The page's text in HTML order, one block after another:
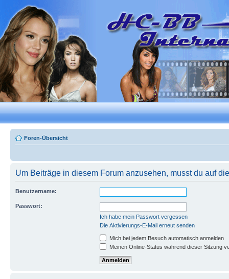
Foren-Übersicht
Um Beiträge in diesem Forum anzusehen, musst du auf
Benutzername:
Passwort:
Ich habe mein Passwort vergessen
Die Aktivierungs-E-Mail erneut senden
Mich bei jedem Besuch automatisch anmelden
Meinen Online-Status während dieser Sitzung